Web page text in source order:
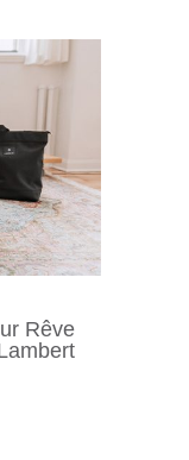
Rêve